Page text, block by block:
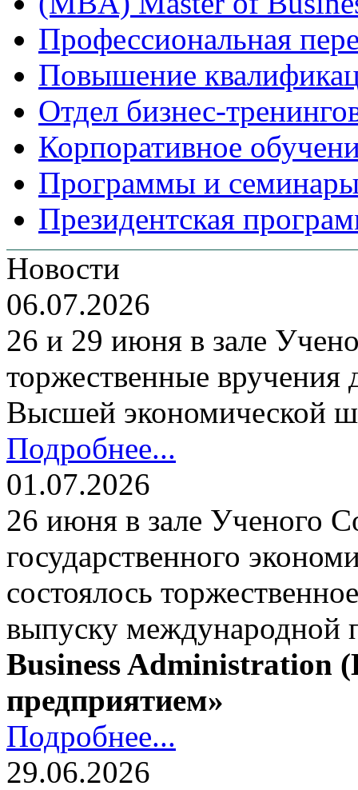
Профессиональная
Повышение
Отдел бизнес-
Корпоративное
Программы и
Президентская
Новости
06.07.2026
26 и 29 июня в зале
торжественные
Высшей экономической
Подробнее...
01.07.2026
26 июня в зале Ученого
государственного
состоялось
выпуску
Business Administration
предприятием»
Подробнее...
29.06.2026